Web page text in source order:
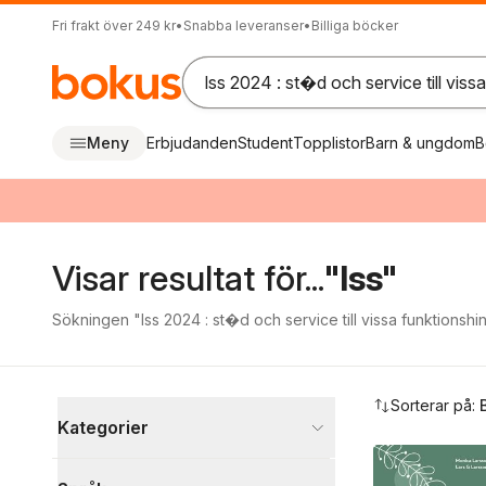
Fri frakt över 249 kr• Snabba leveranser• Billiga böcker
Meny ErbjudandenStudentTopplistorBarn & ungdom
Visar resultat för..."lss"
Sökningen "lss 2024 : st�d och service till vissa
Kategorier
Sorterar på: